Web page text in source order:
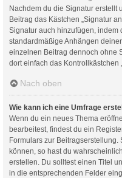
Nachdem du die Signatur erstellt
Beitrag das Kästchen „Signatur
Signatur auch hinzufügen,
standardmäßige Anhängen
einzelnen Beitrag dennoch ohne
dort einfach das Kontrollkästchen
Nach oben
Wie kann ich eine Umfrage
Wenn du ein neues Thema
bearbeitest, findest du ein
Formulars zur
können, so hast du
erstellen. Du solltest einen Titel
in die entsprechenden Felder